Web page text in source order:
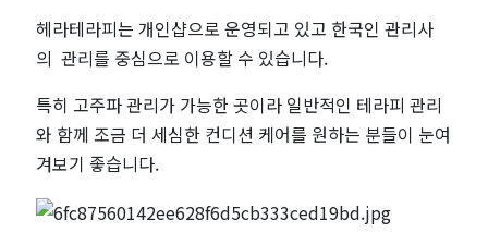
헤라테라피는 개인샵으로 운영되고 있고 한국인 관리사
의 관리를 중심으로 이용할 수 있습니다.
특히 고주파 관리가 가능한 곳이라 일반적인 테라피 관리
와 함께 조금 더 세심한 컨디션 케어를 원하는 분들이 눈여
겨보기 좋습니다.